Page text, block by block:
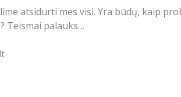
atsidurti mes visi. Yra būdų, kaip
Teismai palauks…